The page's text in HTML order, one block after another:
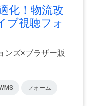
化！物流改
ブ視聴フォ
ンズ×ブラザー販
フォーム